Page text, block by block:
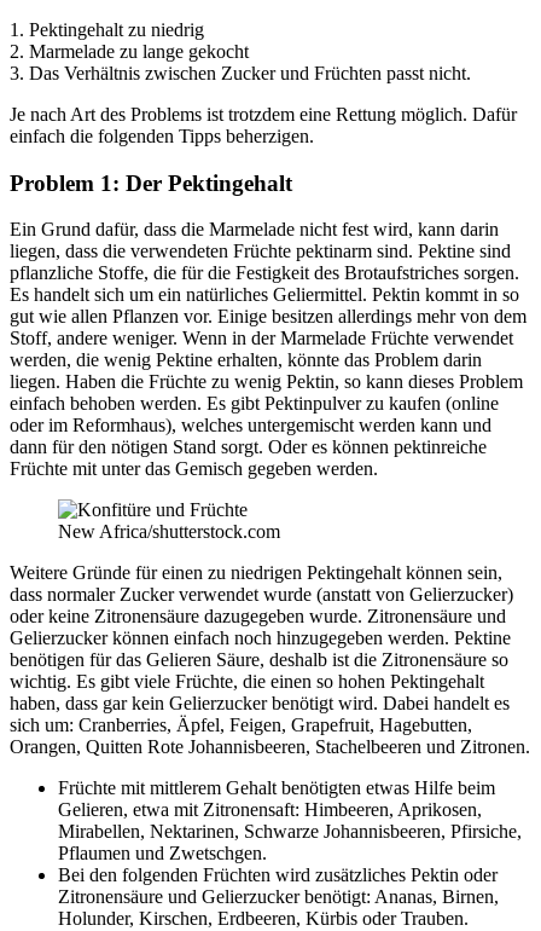
1. Pektingehalt zu niedrig
2. Marmelade zu lange gekocht
3. Das Verhältnis zwischen Zucker und Früchten passt nicht.
Je nach Art des Problems ist trotzdem eine Rettung möglich. Dafür
einfach die folgenden Tipps beherzigen.
Problem 1: Der Pektingehalt
Ein Grund dafür, dass die Marmelade nicht fest wird, kann darin
liegen, dass die verwendeten Früchte pektinarm sind. Pektine sind
pflanzliche Stoffe, die für die Festigkeit des Brotaufstriches sorgen.
Es handelt sich um ein natürliches Geliermittel. Pektin kommt in so
gut wie allen Pflanzen vor. Einige besitzen allerdings mehr von dem
Stoff, andere weniger. Wenn in der Marmelade Früchte verwendet
werden, die wenig Pektine erhalten, könnte das Problem darin
liegen. Haben die Früchte zu wenig Pektin, so kann dieses Problem
einfach behoben werden. Es gibt Pektinpulver zu kaufen (online
oder im Reformhaus), welches untergemischt werden kann und
dann für den nötigen Stand sorgt. Oder es können pektinreiche
Früchte mit unter das Gemisch gegeben werden.
New Africa/shutterstock.com
Weitere Gründe für einen zu niedrigen Pektingehalt können sein,
dass normaler Zucker verwendet wurde (anstatt von Gelierzucker)
oder keine Zitronensäure dazugegeben wurde. Zitronensäure und
Gelierzucker können einfach noch hinzugegeben werden. Pektine
benötigen für das Gelieren Säure, deshalb ist die Zitronensäure so
wichtig. Es gibt viele Früchte, die einen so hohen Pektingehalt
haben, dass gar kein Gelierzucker benötigt wird. Dabei handelt es
sich um: Cranberries, Äpfel, Feigen, Grapefruit, Hagebutten,
Orangen, Quitten Rote Johannisbeeren, Stachelbeeren und Zitronen.
Früchte mit mittlerem Gehalt benötigten etwas Hilfe beim
Gelieren, etwa mit Zitronensaft: Himbeeren, Aprikosen,
Mirabellen, Nektarinen, Schwarze Johannisbeeren, Pfirsiche,
Pflaumen und Zwetschgen.
Bei den folgenden Früchten wird zusätzliches Pektin oder
Zitronensäure und Gelierzucker benötigt: Ananas, Birnen,
Holunder, Kirschen, Erdbeeren, Kürbis oder Trauben.